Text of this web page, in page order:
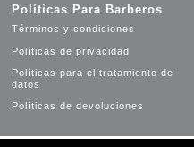
Políticas Para Barberos
Términos y condiciones
Políticas de privacidad
Políticas para el tratamiento de
datos
Políticas de devoluciones